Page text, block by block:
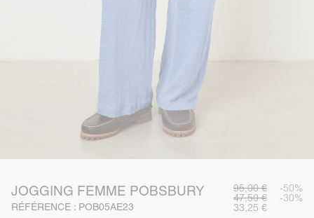
JOGGING FEMME POBSBURY
RÉFÉRENCE : POB05AE23
95,00 € -50%
47,50 € -30%
33,25 €